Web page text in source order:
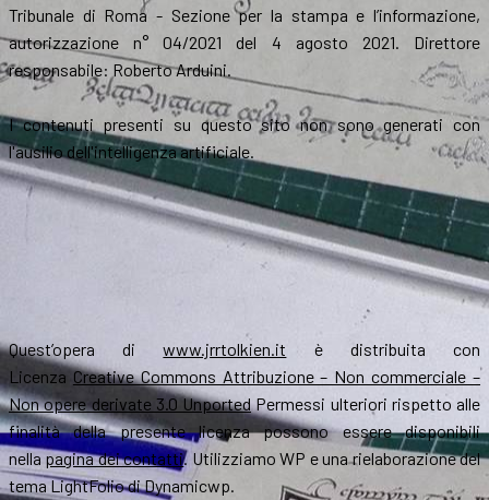
Tribunale di Roma - Sezione per la stampa e l’informazione,
autorizzazione n° 04/2021 del 4 agosto 2021. Direttore
responsabile: Roberto Arduini.
I contenuti presenti su questo sito non sono generati con
l'ausilio dell'intelligenza artificiale.
Quest’opera diwww.jrrtolkien.it è distribuita con
Licenza Creative Commons Attribuzione – Non commerciale –
Non opere derivate 3.0 UnportedPermessi ulteriori rispetto alle
finalità della presente licenza possono essere disponibili
nella pagina dei contatti. Utilizziamo WP e una rielaborazione del
tema LightFolio di Dynamicwp.